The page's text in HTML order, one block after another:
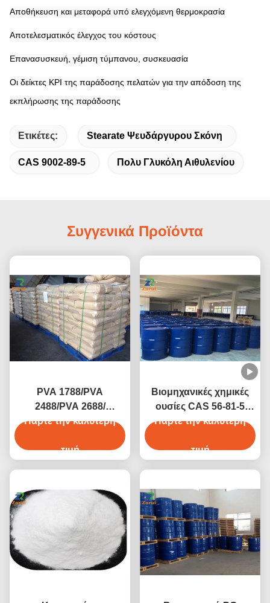
Αποθήκευση και μεταφορά υπό ελεγχόμενη θερμοκρασία
Αποτελεσματικός έλεγχος του κόστους
Επανασυσκευή, γέμιση τύμπανου, συσκευασία
Οι δείκτες KPI της παράδοσης πελατών για την απόδοση της
εκπλήρωσης της παράδοσης
Ετικέτες: Stearate Ψευδάργυρου Σκόνη
CAS 9002-89-5 Πολυ Γλυκόλη Αιθυλενίου
Συγγενικά Προϊόντα
PVA 1788/PVA
2488/PVA 2688/
πολυβινυλικό
89-5
Πάρτε την καλύτερη
τιμή
Βιομηχανικές χημικές
ουσίες CAS 56-81-5
βαθμού γλυκερίνης
Πάρτε την καλύτερη
τιμή